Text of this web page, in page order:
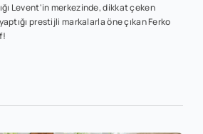
Levent'in merkezinde, dikkat çeken
prestijli markalarla öne çıkan Ferko